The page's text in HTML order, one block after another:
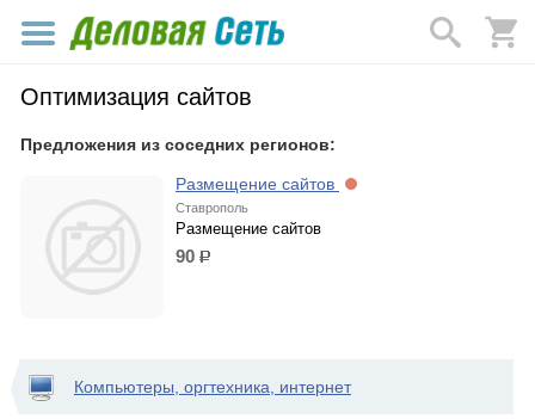
Оптимизация сайтов
Предложения из соседних регионов:
Размещение сайтов
Ставрополь
Размещение сайтов
90 р.
Компьютеры, оргтехника, интернет